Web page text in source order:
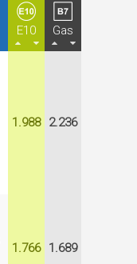
E10
Gas
1.988 2.236
1.766 1.689